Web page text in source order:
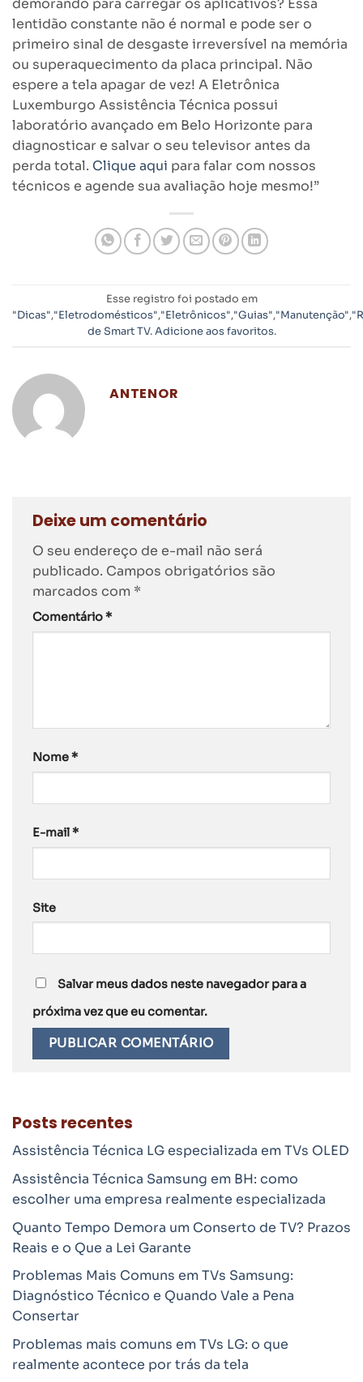
lentidão constante não é normal e pode ser o
primeiro sinal de desgaste irreversível na memória
ou superaquecimento da placa principal. Não
espere a tela apagar de vez! A Eletrônica
Luxemburgo Assistência Técnica possui
laboratório avançado em Belo Horizonte para
diagnosticar e salvar o seu televisor antes da
perda total. Clique aqui para falar com nossos
técnicos e agende sua avaliação hoje mesmo!”
Esse registro foi postado em
"Dicas","Eletrodomésticos","Eletrônicos","Guias","Manutenção",
de Smart TV.Adicione aos favoritos.
ANTENOR
Deixe um comentário
O seu endereço de e-mail não será
publicado. Campos obrigatórios são
marcados com *
Comentário*
Nome*
E-mail*
Site
Salvar meus dados neste navegador para a
próxima vez que eu comentar.
Posts recentes
Assistência Técnica LG especializada em TVs OLED
Assistência Técnica Samsung em BH: como
escolher uma empresa realmente especializada
Quanto Tempo Demora um Conserto de TV? Prazos
Reais e o Que a Lei Garante
Problemas Mais Comuns em TVs Samsung:
Diagnóstico Técnico e Quando Vale a Pena
Consertar
Problemas mais comuns em TVs LG: o que
realmente acontece por trás da tela